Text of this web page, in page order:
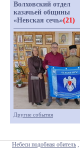
Волховский отдел
казачьей общины
«Невская сечь»(21)
Другие события
Небеси подобная обитель ,